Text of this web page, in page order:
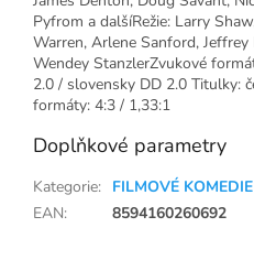
Doplňkové parametry
Kategorie: FILMOVÉ KOMEDIE
EAN: 8594160260692